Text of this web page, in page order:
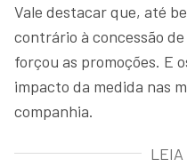
Vale destacar que, até
contrário à concessão
forçou as promoções. E
impacto da medida nas
companhia.
LEIA